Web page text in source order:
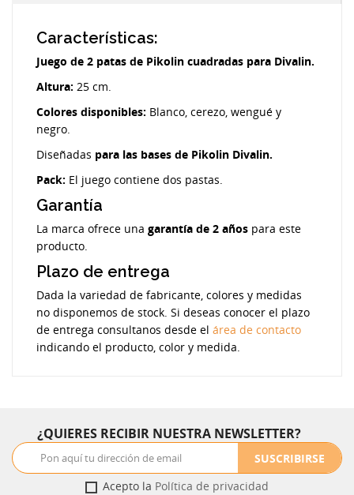
Características:
Juego de 2 patas de Pikolin cuadradas para Divalin.
Altura: 25 cm.
Colores disponibles: Blanco, cerezo, wengué y
negro.
Diseñadas para las bases de Pikolin Divalin.
Pack: El juego contiene dos pastas.
Garantía
La marca ofrece una garantía de 2 años para este
producto.
Plazo de entrega
Dada la variedad de fabricante, colores y medidas
no disponemos de stock. Si deseas conocer el plazo
de entrega consultanos desde el área de contacto
indicando el producto, color y medida.
¿QUIERES RECIBIR NUESTRA NEWSLETTER?
SUSCRIBIRSE
Acepto la Política de privacidad